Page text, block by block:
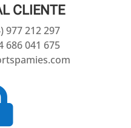
CLIENTE
977 212 297
686 041 675